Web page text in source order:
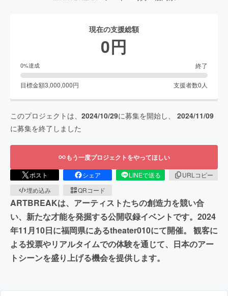
現在の支援総額
0円
0%達成 終了
目標金額3,000,000円 支援者数0 人
このプロジェクトは、 2024/10/29に募集を開始し、 2024/11/09
に募集を終了しました
もう一度プロジェクトをやってほしい
ポスト シェア LINEで送る
URLコピー
埋め込み
QRコード
ARTBREAKは、アーティストたちの創造力を競い合
い、新たな才能を発掘する公開収録イベントです。2024
年11月10日に福岡県にあるtheater010にて開催。 観客に
よる投票やリアルタイムでの体験を通じて、日本のアー
トシーンを盛り上げる機会を提供します。